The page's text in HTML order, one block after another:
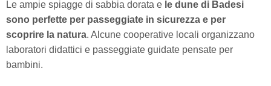
Le ampie spiagge di sabbia dorata e le dune di Badesi
sono perfette per passeggiate in sicurezza e per
scoprire la natura. Alcune cooperative locali organizzano
laboratori didattici e passeggiate guidate pensate per
bambini.